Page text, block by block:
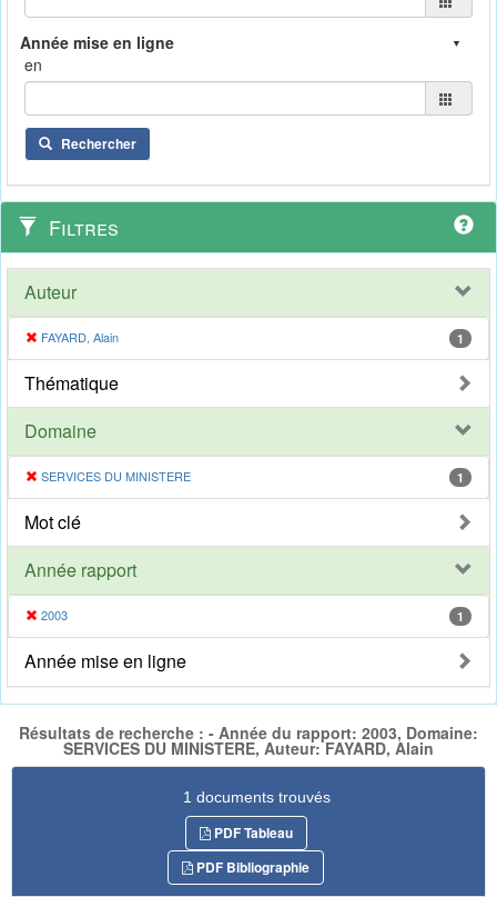
en
Rechercher
Filtres
Auteur
FAYARD, Alain 1
Thématique
Domaine
SERVICES DU MINISTERE 1
Mot clé
Année rapport
2003 1
Année mise en ligne
Résultats de recherche : - Année du rapport: 2003, Domaine:
SERVICES DU MINISTERE, Auteur: FAYARD, Alain
1 documents trouvés
PDF Tableau
PDF Bibliographie